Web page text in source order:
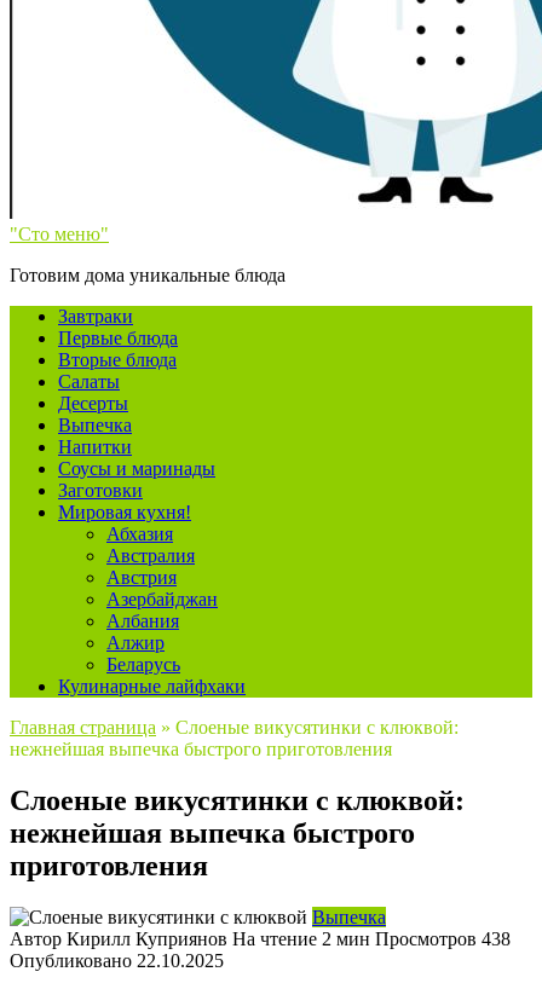
"Сто меню"
Готовим дома уникальные блюда
Завтраки
Первые блюда
Вторые блюда
Салаты
Десерты
Выпечка
Напитки
Соусы и маринады
Заготовки
Мировая кухня!
Абхазия
Австралия
Австрия
Азербайджан
Албания
Алжир
Беларусь
Кулинарные лайфхаки
Главная страница » Слоеные викусятинки с клюквой:
нежнейшая выпечка быстрого приготовления
Слоеные викусятинки с клюквой:
нежнейшая выпечка быстрого
приготовления
Выпечка
Автор Кирилл Куприянов На чтение 2 мин Просмотров 438
Опубликовано 22.10.2025